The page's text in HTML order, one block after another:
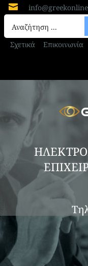

Σχετικά Επικοινωνία